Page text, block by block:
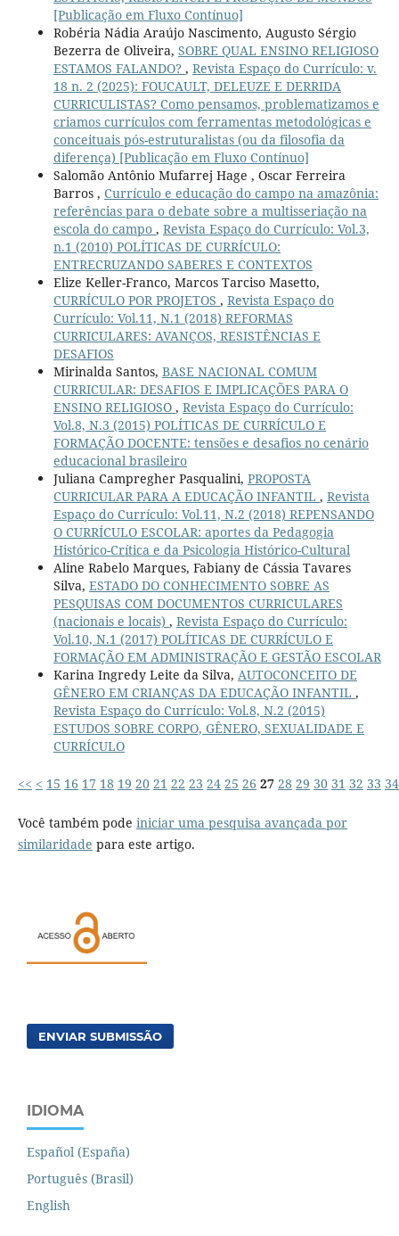
[Publicação em Fluxo Contínuo]
Robéria Nádia Araújo Nascimento, Augusto Sérgio
Bezerra de Oliveira, SOBRE QUAL ENSINO RELIGIOSO
ESTAMOS FALANDO? , Revista Espaço do Currículo: v.
18 n. 2 (2025): FOUCAULT, DELEUZE E DERRIDA
CURRICULISTAS? Como pensamos, problematizamos e
criamos currículos com ferramentas metodológicas e
conceituais pós-estruturalistas (ou da filosofia da
diferença) [Publicação em Fluxo Contínuo]
Salomão Antônio Mufarrej Hage , Oscar Ferreira
Barros , Currículo e educação do campo na amazônia:
referências para o debate sobre a multisseriação na
escola do campo , Revista Espaço do Currículo: Vol.3,
n.1 (2010) POLÍTICAS DE CURRÍCULO:
ENTRECRUZANDO SABERES E CONTEXTOS
Elize Keller-Franco, Marcos Tarciso Masetto,
CURRÍCULO POR PROJETOS , Revista Espaço do
Currículo: Vol.11, N.1 (2018) REFORMAS
CURRICULARES: AVANÇOS, RESISTÊNCIAS E
DESAFIOS
Mirinalda Santos, BASE NACIONAL COMUM
CURRICULAR: DESAFIOS E IMPLICAÇÕES PARA O
ENSINO RELIGIOSO , Revista Espaço do Currículo:
Vol.8, N.3 (2015) POLÍTICAS DE CURRÍCULO E
FORMAÇÃO DOCENTE: tensões e desafios no cenário
educacional brasileiro
Juliana Campregher Pasqualini, PROPOSTA
CURRICULAR PARA A EDUCAÇÃO INFANTIL , Revista
Espaço do Currículo: Vol.11, N.2 (2018) REPENSANDO
O CURRÍCULO ESCOLAR: aportes da Pedagogia
Histórico-Crítica e da Psicologia Histórico-Cultural
Aline Rabelo Marques, Fabiany de Cássia Tavares
Silva, ESTADO DO CONHECIMENTO SOBRE AS
PESQUISAS COM DOCUMENTOS CURRICULARES
(nacionais e locais) , Revista Espaço do Currículo:
Vol.10, N.1 (2017) POLÍTICAS DE CURRÍCULO E
FORMAÇÃO EM ADMINISTRAÇÃO E GESTÃO ESCOLAR
Karina Ingredy Leite da Silva, AUTOCONCEITO DE
GÊNERO EM CRIANÇAS DA EDUCAÇÃO INFANTIL ,
Revista Espaço do Currículo: Vol.8, N.2 (2015)
ESTUDOS SOBRE CORPO, GÊNERO, SEXUALIDADE E
CURRÍCULO
<< < 15 16 17 18 19 20 21 22 23 24 25 26 27 28 29 30 31 32 33 34
Você também pode iniciar uma pesquisa avançada por
similaridade para este artigo.
ENVIAR SUBMISSÃO
IDIOMA
Español (España)
Português (Brasil)
English